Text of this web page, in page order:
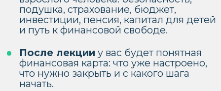
ПРИНЯТЬ УЧАСТИЕ
ФИНАНСЫ ДОЛЖНЫ БЫТЬ
НЕ ИСТОЧНИКОМ СТРЕССА, А СИСТЕМОЙ
ПОДДЕРЖКИ ВАШЕЙ ЖИЗНИ